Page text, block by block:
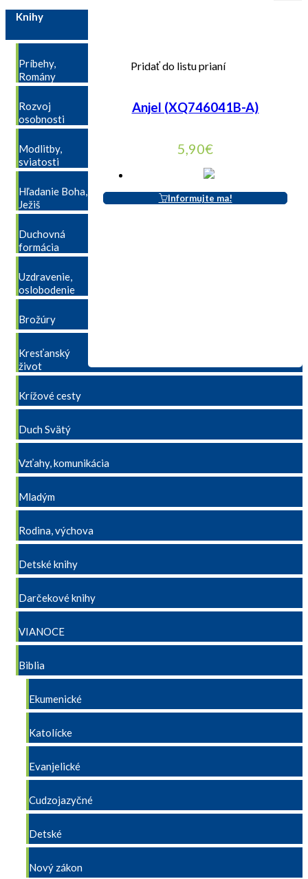
Pridať do listu prianí
Anjel (XQ746041B-A)
5,90€
Informujte ma!
Knihy
Príbehy,
Romány
Rozvoj
osobnosti
Modlitby,
sviatosti
Hľadanie Boha,
Ježiš
Duchovná
formácia
Uzdravenie,
oslobodenie
Brožúry
Kresťanský
život
Krížové cesty
Duch Svätý
Vzťahy, komunikácia
Mladým
Rodina, výchova
Detské knihy
Darčekové knihy
VIANOCE
Biblia
Ekumenické
Katolícke
Evanjelické
Cudzojazyčné
Detské
Nový zákon